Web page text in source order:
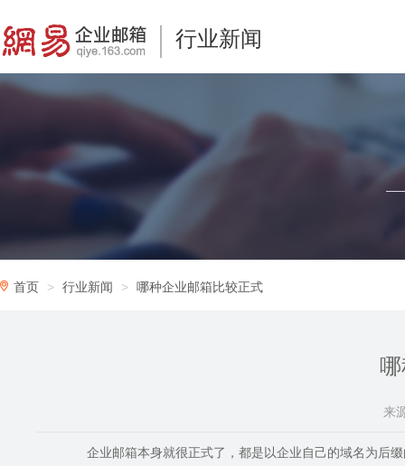
行业新闻
首页 行业新闻 哪种企业邮箱比较正式
来
企业邮箱本身就很正式了，都是以企业自己的域名为后缀